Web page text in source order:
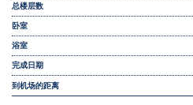
总楼层数
卧室
浴室
完成日期
到机场的距离